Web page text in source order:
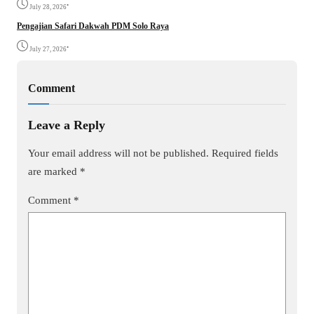
July 28, 2026•
Pengajian Safari Dakwah PDM Solo Raya
July 27, 2026•
Comment
Leave a Reply
Your email address will not be published. Required fields
are marked *
Comment *